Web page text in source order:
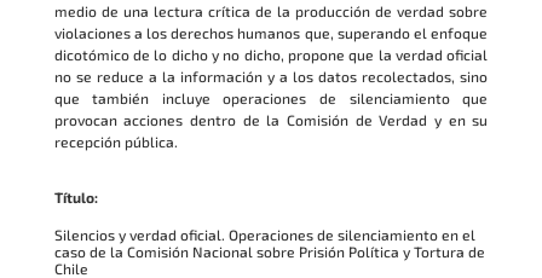
medio de una lectura crítica de la producción de verdad sobre
violaciones a los derechos humanos que, superando el enfoque
dicotómico de lo dicho y no dicho, propone que la verdad oficial
no se reduce a la información y a los datos recolectados, sino
que también incluye operaciones de silenciamiento que
provocan acciones dentro de la Comisión de Verdad y en su
recepción pública.
Título:
Silencios y verdad oficial. Operaciones de silenciamiento en el
caso de la Comisión Nacional sobre Prisión Política y Tortura de
Chile